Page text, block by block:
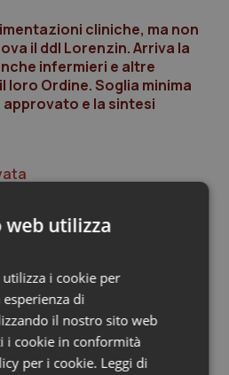
di Bolzano
di Trento
patologie neurodegenerative
cliniche, ma non
il ddl Lorenzin. Arriva la
infermieri e altre
Ordine. Soglia minima
e la sintesi
da QS Pro
infrastrutture,
GDPR e Risk management
web utilizza
i cookie per
di
il nostro sito web
i cookie in conformità
per i cookie. Leggi di